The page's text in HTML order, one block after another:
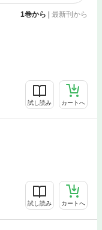
1巻から 最新刊から
試し読み カートへ
試し読み カートへ